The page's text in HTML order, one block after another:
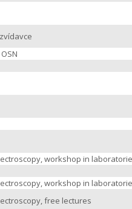
workshop in
workshop in
free lectures